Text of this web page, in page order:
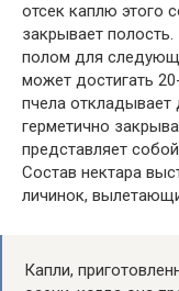
отсек каплю этого
закрывает
полом для
может достигать
пчела откладывает
герметично
представляет
Состав нектара
личинок,
Капли,